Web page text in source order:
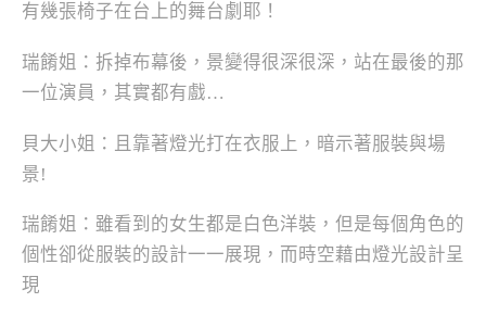
有幾張椅子在台上的舞台劇耶！
瑞餚姐：拆掉布幕後，景變得很深很深，站在最後的那
一位演員，其實都有戲…
貝大小姐：且靠著燈光打在衣服上，暗示著服裝與場
景!
瑞餚姐：雖看到的女生都是白色洋裝，但是每個角色的
個性卻從服裝的設計一一展現，而時空藉由燈光設計呈
現